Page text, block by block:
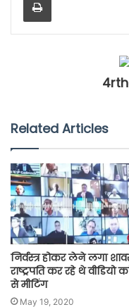
Related Articles
निर्वस्त्र होकर लेने लगा
राष्ट्रपति कर रहे थे वीडियो
से मीटिंग
May 19, 2020